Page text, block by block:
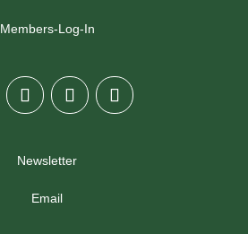
Members-Log-In
Newsletter
Email